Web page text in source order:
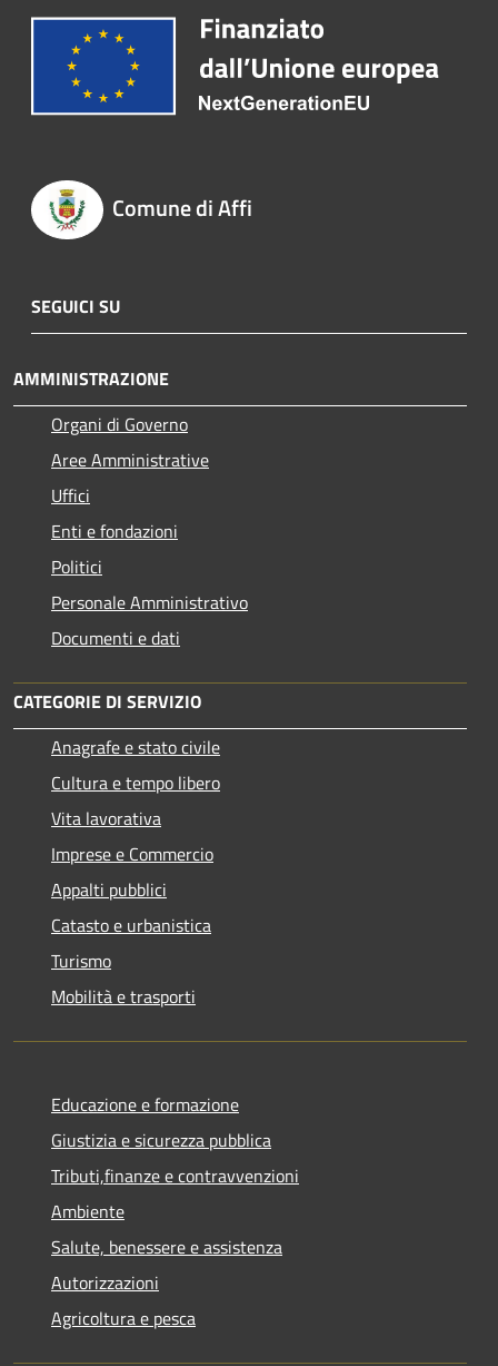
Comune di Affi
SEGUICI SU
AMMINISTRAZIONE
Organi di Governo
Aree Amministrative
Uffici
Enti e fondazioni
Politici
Personale Amministrativo
Documenti e dati
CATEGORIE DI SERVIZIO
Anagrafe e stato civile
Cultura e tempo libero
Vita lavorativa
Imprese e Commercio
Appalti pubblici
Catasto e urbanistica
Turismo
Mobilità e trasporti
Educazione e formazione
Giustizia e sicurezza pubblica
Tributi,finanze e contravvenzioni
Ambiente
Salute, benessere e assistenza
Autorizzazioni
Agricoltura e pesca